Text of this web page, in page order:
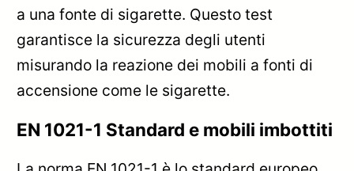
a una fonte di sigarette. Questo test
garantisce la sicurezza degli utenti
misurando la reazione dei mobili a fonti di
accensione come le sigarette.
EN 1021-1 Standard e mobili imbottiti